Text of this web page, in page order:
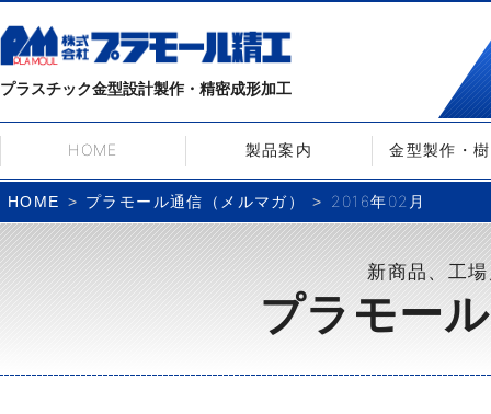
プラスチック金型設計製作・精密成形加工
HOME 製品案内 金型製作・
HOME プラモール通信（メルマガ） 2016年02月
新商品、工
プラモー